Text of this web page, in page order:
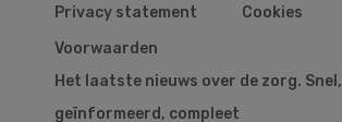
Privacy statement
Cookies
Voorwaarden
Het laatste nieuws over de zorg. Snel,
geïnformeerd, compleet